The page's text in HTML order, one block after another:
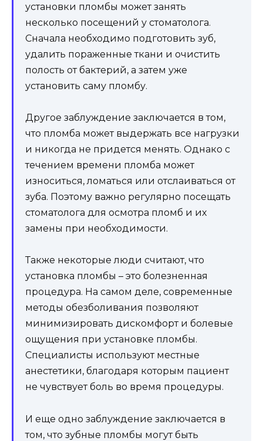
установки пломбы может занять
несколько посещений у стоматолога.
Сначала необходимо подготовить зуб,
удалить пораженные ткани и очистить
полость от бактерий, а затем уже
установить саму пломбу.
Другое заблуждение заключается в том,
что пломба может выдержать все нагрузки
и никогда не придется менять. Однако с
течением времени пломба может
износиться, ломаться или отслаиваться от
зуба. Поэтому важно регулярно посещать
стоматолога для осмотра пломб и их
замены при необходимости.
Также некоторые люди считают, что
установка пломбы – это болезненная
процедура. На самом деле, современные
методы обезболивания позволяют
минимизировать дискомфорт и болевые
ощущения при установке пломбы.
Специалисты используют местные
анестетики, благодаря которым пациент
не чувствует боль во время процедуры.
И еще одно заблуждение заключается в
том, что зубные пломбы могут быть